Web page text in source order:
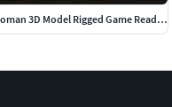
Realistic Contemporary Woman 3D Model Rigged Game Ready Female